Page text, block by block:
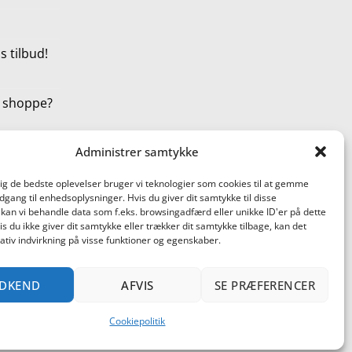
Administrer samtykke
de bedste oplevelser bruger vi teknologier som cookies til at gemme
til enhedsoplysninger. Hvis du giver dit samtykke til disse
vi behandle data som f.eks. browsingadfærd eller unikke ID'er på dette
du ikke giver dit samtykke eller trækker dit samtykke tilbage, kan det
indvirkning på visse funktioner og egenskaber.
AFVIS SE PRÆFERENCER
Cookiepolitik
tilbud!
Cash
On
Delivery
AF PRODUKTER
AT SHOPPE? SE HER!